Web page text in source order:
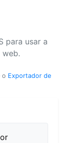
para usar a
web.
o Exportador de